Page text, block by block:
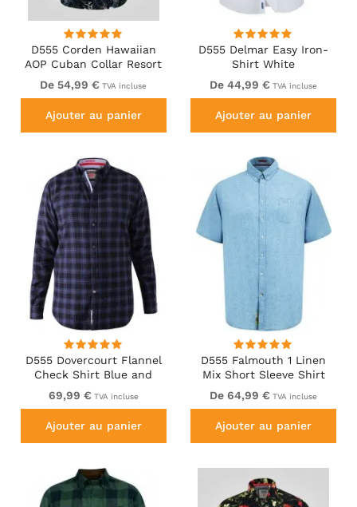
D555 Corden Hawaiian
AOP Cuban Collar Resort
Short Sleeve Navy
De 54,99 € TVA incluse
Ajouter au panier
D555 Delmar Easy Iron-
Shirt White
De 44,99 € TVA incluse
Ajouter au panier
D555 Dovercourt Flannel
Check Shirt Blue and
Black
69,99 € TVA incluse
Ajouter au panier
D555 Falmouth 1 Linen
Mix Short Sleeve Shirt
With Button Down Blue
De 64,99 € TVA incluse
Ajouter au panier